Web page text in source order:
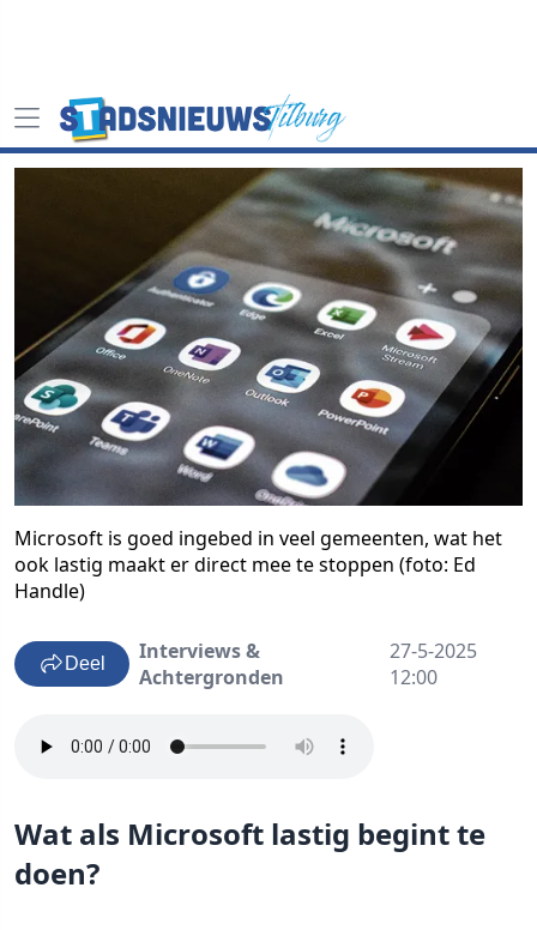
Microsoft is goed ingebed in veel gemeenten, wat het
ook lastig maakt er direct mee te stoppen (foto: Ed
Handle)
Deel
Interviews &
Achtergronden
27-5-2025
12:00
Wat als Microsoft lastig begint te
doen?